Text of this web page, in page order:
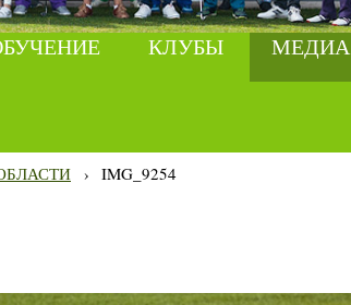
КЛУБЫ МЕДИА
› IMG_9254